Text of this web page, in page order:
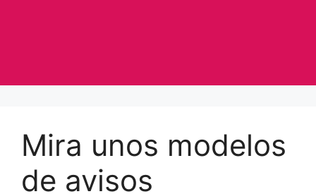
Mira unos modelos
de avisos